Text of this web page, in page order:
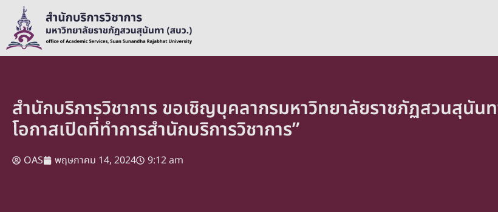
สำนักบริการวิชาการ ขอเชิญบุคลากรมหาวิทยาลัยราชภัฏสวนสุนัน
โอกาสเปิดที่ทำการสำนักบริการวิชาการ”
OAS พฤษภาคม 14, 2024 9:12 am